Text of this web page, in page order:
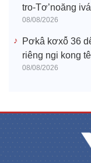
tro-Tơ’noăng
08/08/2026
Pơkâ kơxô̆ 36
riêng ngi kong
08/08/2026